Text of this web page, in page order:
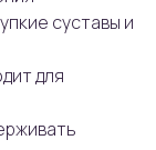
суставы и
для